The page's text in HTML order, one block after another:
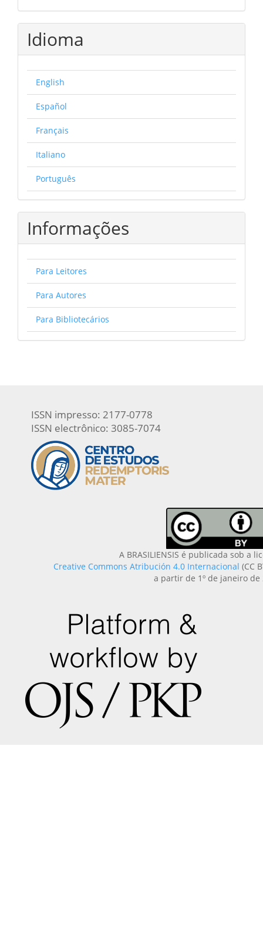
Idioma
English
Español
Français
Italiano
Português
Informações
Para Leitores
Para Autores
Para Bibliotecários
ISSN impresso: 2177-0778
ISSN electrônico: 3085-7074
A BRASILIENSIS é publicada sob a
Creative Commons Atribución 4.0 Internacional (CC
a partir de 1º de janeiro de